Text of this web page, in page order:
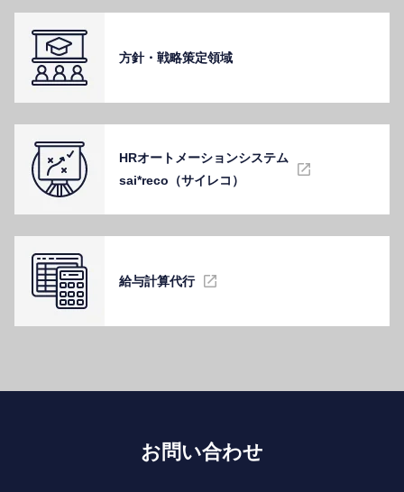
⽅針・戦略策定領域
HRオートメーションシステム
sai*reco（サイレコ）
給与計算代⾏
お問い合わせ